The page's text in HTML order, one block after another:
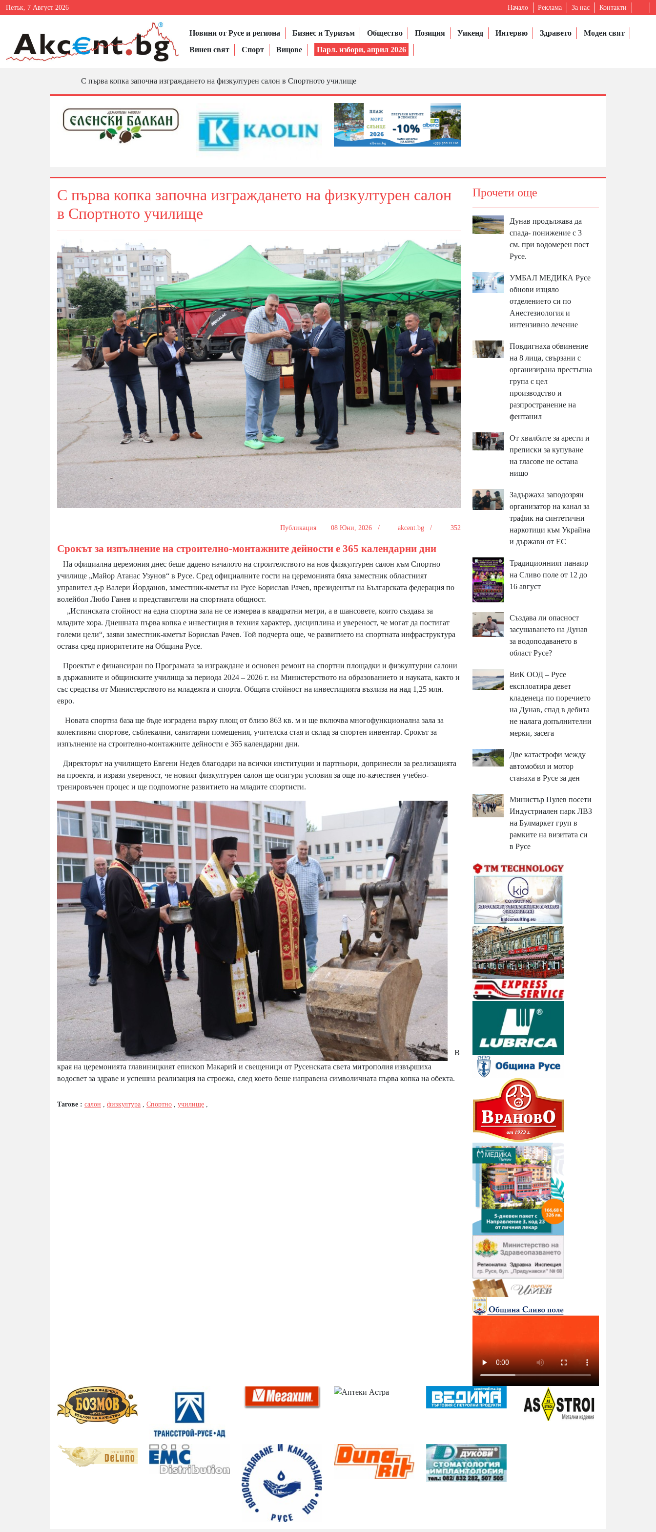
Петък, 7 Август 2026 Начало Реклама За нас Контакти
Новини от Русе и региона Бизнес и Туризъм Общество Позиция Уикенд Интервю Здравето
Моден свят
Винен свят
Спорт Вицове Парл. избори, април 2026
С първа копка започна изграждането на физкултурен салон в Спортното училище
С първа копка започна изграждането на физкултурен салон
в Спортното училище
Публикация 08 Юни, 2026 / akcent.bg / 352
Срокът за изпълнение на строително-монтажните дейности е 365 календарни дни
На официална церемония днес беше дадено началото на строителството на нов физкултурен салон към Спортно
училище „Майор Атанас Узунов“ в Русе. Сред официалните гости на церемонията бяха заместник областният
управител д-р Валери Йорданов, заместник-кметът на Русе Борислав Рачев, президентът на Българската федерация по
волейбол Любо Ганев и представители на спортната общност.
„Истинската стойност на една спортна зала не се измерва в квадратни метри, а в шансовете, които създава за
младите хора. Днешната първа копка е инвестиция в техния характер, дисциплина и увереност, че могат да постигат
големи цели“, заяви заместник-кметът Борислав Рачев. Той подчерта още, че развитието на спортната инфраструктура
остава сред приоритетите на Община Русе.
Проектът е финансиран по Програмата за изграждане и основен ремонт на спортни площадки и физкултурни салони
в държавните и общинските училища за периода 2024 – 2026 г. на Министерството на образованието и науката, както и
със средства от Министерството на младежта и спорта. Общата стойност на инвестицията възлиза на над 1,25 млн.
евро.
Новата спортна база ще бъде изградена върху площ от близо 863 кв. м и ще включва многофункционална зала за
колективни спортове, съблекални, санитарни помещения, учителска стая и склад за спортен инвентар. Срокът за
изпълнение на строително-монтажните дейности е 365 календарни дни.
Директорът на училището Евгени Недев благодари на всички институции и партньори, допринесли за реализацията
на проекта, и изрази увереност, че новият физкултурен салон ще осигури условия за още по-качествен учебно-
тренировъчен процес и ще подпомогне развитието на младите спортисти.
В
края на церемонията главиницкият епископ Макарий и свещеници от Русенската света митрополия извършиха
водосвет за здраве и успешна реализация на строежа, след което беше направена символичната първа копка на обекта.
Тагове : салон , физкултура , Спортно , училище ,
Прочети още
Дунав продължава да
спада- понижение с 3
см. при водомерен пост
Русе.
УМБАЛ МЕДИКА Русе
обнови изцяло
отделението си по
Анестезиология и
интензивно лечение
Повдигнаха обвинение
на 8 лица, свързани с
организирана престъпна
група с цел
производство и
разпространение на
фентанил
От хвалбите за арести и
преписки за купуване
на гласове не остана
нищо
Задържаха заподозрян
организатор на канал за
трафик на синтетични
наркотици към Украйна
и държави от ЕС
Традиционният панаир
на Сливо поле от 12 до
16 август
Създава ли опасност
засушаването на Дунав
за водоподаването в
област Русе?
ВиК ООД – Русе
експлоатира девет
кладенеца по поречието
на Дунав, спад в дебита
не налага допълнителни
мерки, засега
Две катастрофи между
автомобил и мотор
станаха в Русе за ден
Министър Пулев посети
Индустриален парк ЛВЗ
на Булмаркет груп в
рамките на визитата си
в Русе